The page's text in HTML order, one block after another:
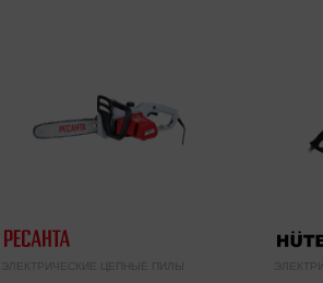
ЭЛЕКТРИЧЕСКИЕ ЦЕПНЫЕ ПИЛЫ